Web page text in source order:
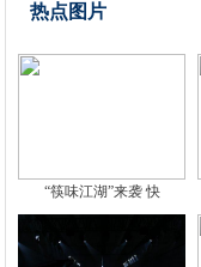
热点图片
“筷味江湖”来袭 快